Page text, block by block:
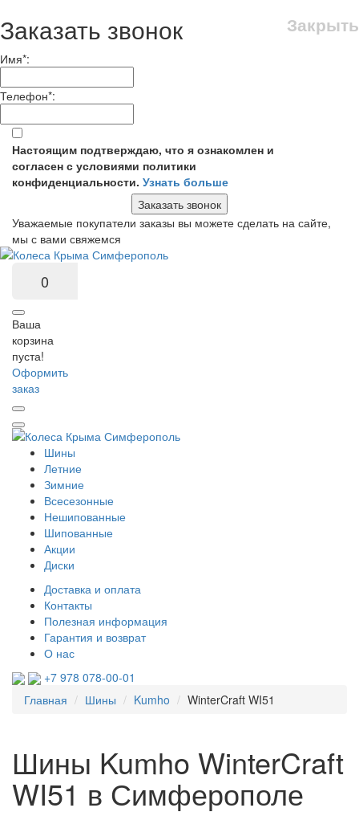
Закрыть
Заказать звонок
Имя*:
Телефон*:
Настоящим подтверждаю, что я ознакомлен и
согласен с условиями политики
конфиденциальности. Узнать больше
Заказать звонок
Уважаемые покупатели заказы вы можете сделать на сайте,
мы с вами свяжемся
0
Ваша
корзина
пуста!
Оформить
заказ
Шины
Летние
Зимние
Всесезонные
Нешипованные
Шипованные
Акции
Диски
Доставка и оплата
Контакты
Полезная информация
Гарантия и возврат
О нас
+7 978 078-00-01
Главная
Шины Kumho WinterCraft WI51
Шины Kumho WinterCraft
WI51 в Симферополе